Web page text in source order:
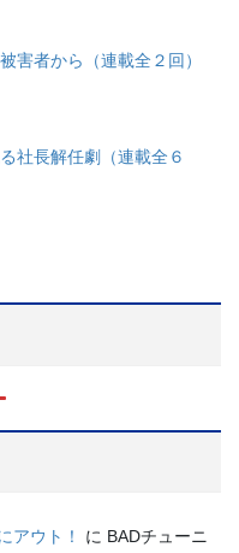
害者から（連載全２回）
社長解任劇（連載全６
アウト！ に BADチューニ